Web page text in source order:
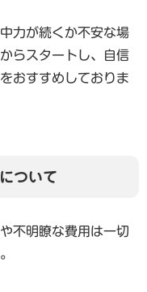
力が続くか不安な場
らスタートし、自信
おすすめしておりま
ついて
不明瞭な費用は一切